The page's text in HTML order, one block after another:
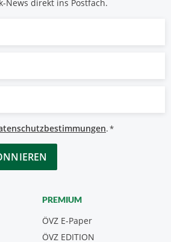
News direkt ins Postfach.
.*
PREMIUM
ÖVZ E-Paper
ÖVZ EDITION